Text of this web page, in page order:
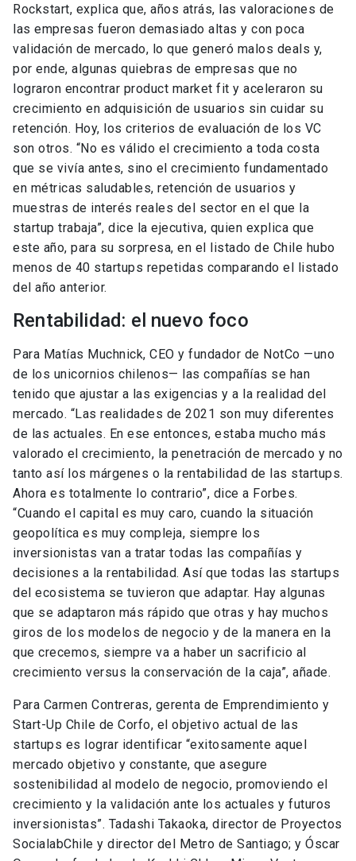
Rockstart, explica que, años atrás, las valoraciones de
las empresas fueron demasiado altas y con poca
validación de mercado, lo que generó malos deals y,
por ende, algunas quiebras de empresas que no
lograron encontrar product market fit y aceleraron su
crecimiento en adquisición de usuarios sin cuidar su
retención. Hoy, los criterios de evaluación de los VC
son otros. “No es válido el crecimiento a toda costa
que se vivía antes, sino el crecimiento fundamentado
en métricas saludables, retención de usuarios y
muestras de interés reales del sector en el que la
startup trabaja”, dice la ejecutiva, quien explica que
este año, para su sorpresa, en el listado de Chile hubo
menos de 40 startups repetidas comparando el listado
del año anterior.
Rentabilidad: el nuevo foco
Para Matías Muchnick, CEO y fundador de NotCo —uno
de los unicornios chilenos— las compañías se han
tenido que ajustar a las exigencias y a la realidad del
mercado. “Las realidades de 2021 son muy diferentes
de las actuales. En ese entonces, estaba mucho más
valorado el crecimiento, la penetración de mercado y no
tanto así los márgenes o la rentabilidad de las startups.
Ahora es totalmente lo contrario”, dice a Forbes.
“Cuando el capital es muy caro, cuando la situación
geopolítica es muy compleja, siempre los
inversionistas van a tratar todas las compañías y
decisiones a la rentabilidad. Así que todas las startups
del ecosistema se tuvieron que adaptar. Hay algunas
que se adaptaron más rápido que otras y hay muchos
giros de los modelos de negocio y de la manera en la
que crecemos, siempre va a haber un sacrificio al
crecimiento versus la conservación de la caja”, añade.
Para Carmen Contreras, gerenta de Emprendimiento y
Start-Up Chile de Corfo, el objetivo actual de las
startups es lograr identificar “exitosamente aquel
mercado objetivo y constante, que asegure
sostenibilidad al modelo de negocio, promoviendo el
crecimiento y la validación ante los actuales y futuros
inversionistas”. Tadashi Takaoka, director de Proyectos
SocialabChile y director del Metro de Santiago; y Óscar